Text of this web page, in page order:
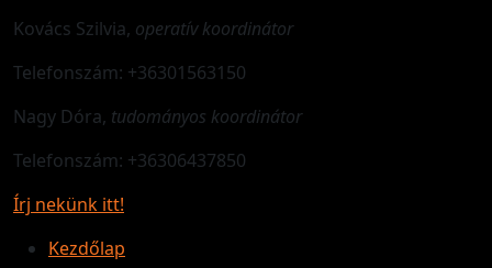
Kovács Szilvia, operatív koordinátor
Telefonszám: +36301563150
Nagy Dóra, tudományos koordinátor
Telefonszám: +36306437850
Írj nekünk itt!
Kezdőlap